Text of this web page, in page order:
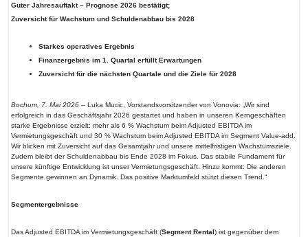
Guter Jahresauftakt – Prognose 2026 bestätigt;
Zuversicht für Wachstum und Schuldenabbau bis 2028
Starkes operatives Ergebnis
Finanzergebnis im 1. Quartal erfüllt Erwartungen
Zuversicht für die nächsten Quartale und die Ziele für 2028
Bochum, 7. Mai 2026– Luka Mucic, Vorstandsvorsitzender von Vonovia: „Wir sind
erfolgreich in das Geschäftsjahr 2026 gestartet und haben in unseren Kerngeschäften
starke Ergebnisse erzielt: mehr als 6 % Wachstum beim Adjusted EBITDA im
Vermietungsgeschäft und 30 % Wachstum beim Adjusted EBITDA im Segment Value-add.
Wir blicken mit Zuversicht auf das Gesamtjahr und unsere mittelfristigen Wachstumsziele.
Zudem bleibt der Schuldenabbau bis Ende 2028 im Fokus. Das stabile Fundament für
unsere künftige Entwicklung ist unser Vermietungsgeschäft. Hinzu kommt: Die anderen
Segmente gewinnen an Dynamik. Das positive Marktumfeld stützt diesen Trend.“
Segmentergebnisse
Das Adjusted EBITDA im Vermietungsgeschäft (Segment Rental) ist gegenüber dem